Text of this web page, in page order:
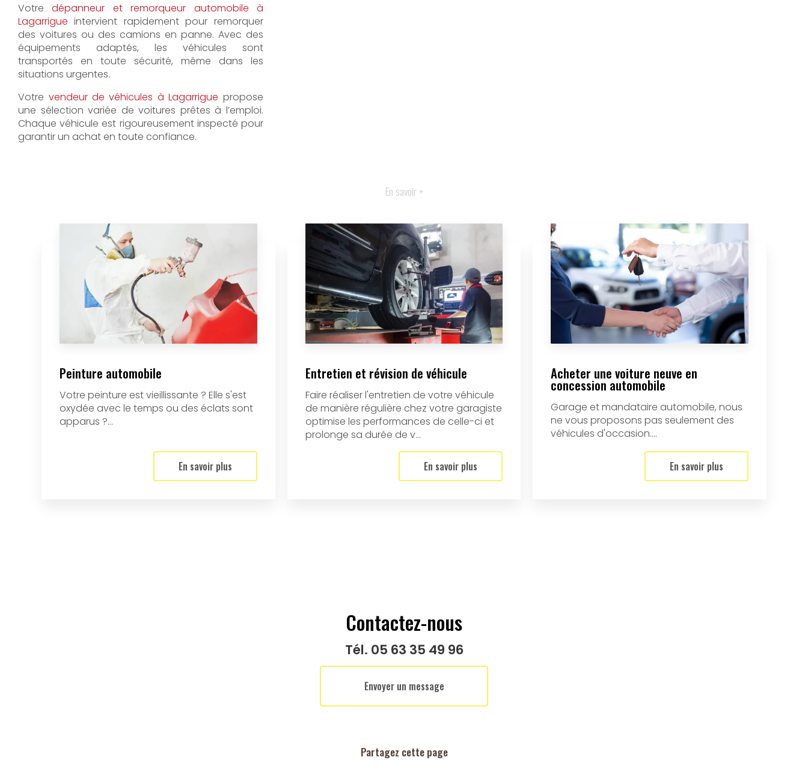
Votredépanneur et remorqueur automobile à
Lagarrigue intervient rapidement pour remorquer
des voitures ou des camions en panne. Avec des
équipements adaptés, les véhicules sont
transportés en toute sécurité, même dans les
situations urgentes.
Votre vendeur de véhicules à Lagarrigue propose
une sélection variée de voitures prêtes à l’emploi.
Chaque véhicule est rigoureusement inspecté pour
garantir un achat en toute confiance.
En savoir +
Peinture automobile
Votre peinture est vieillissante ? Elle s'est
oxydée avec le temps ou des éclats sont
apparus ?...
En savoir plus
Entretien et révision de véhicule
Faire réaliser l'entretien de votre véhicule
de manière régulière chez votre garagiste
optimise les performances de celle-ci et
prolonge sa durée de v...
En savoir plus
Acheter une voiture neuve en
concession automobile
Garage et mandataire automobile, nous
ne vous proposons pas seulement des
véhicules d'occasion....
En savoir plus
Contactez-nous
Tél. 05 63 35 49 96
Envoyer un message
Partagez cette page